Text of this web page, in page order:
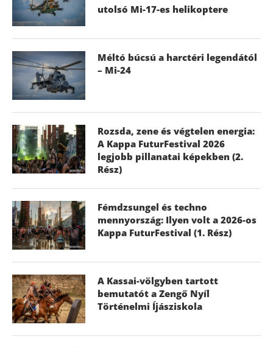
utolsó Mi-17-es helikoptere
Méltó búcsú a harctéri legendától
– Mi-24
Rozsda, zene és végtelen energia:
A Kappa FuturFestival 2026
legjobb pillanatai képekben (2.
Rész)
Fémdzsungel és techno
mennyország: Ilyen volt a 2026-os
Kappa FuturFestival (1. Rész)
A Kassai-völgyben tartott
bemutatót a Zengő Nyíl
Történelmi Íjásziskola